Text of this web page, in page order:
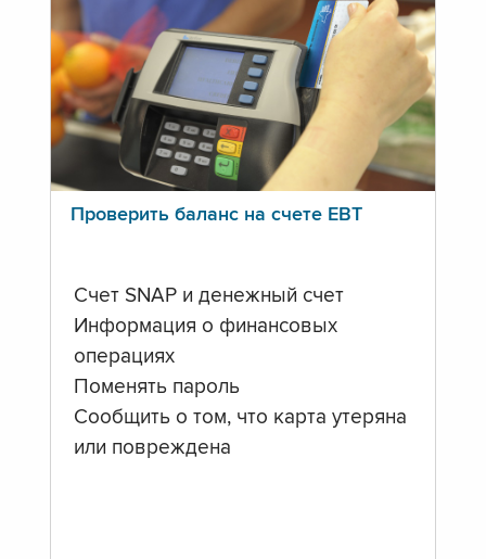
Проверить баланс на счете ЕВТ
Счет SNAP и денежный счет
Информация о финансовых
операциях
Поменять пароль
Сообщить о том, что карта утеряна
или повреждена